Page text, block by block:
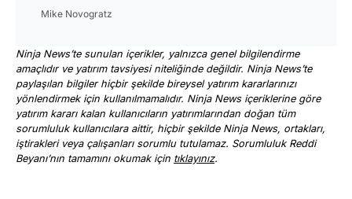
Mike Novogratz
Ninja News’te sunulan içerikler, yalnızca genel bilgilendirme
amaçlıdır ve yatırım tavsiyesi niteliğinde değildir. Ninja News’te
paylaşılan bilgiler hiçbir şekilde bireysel yatırım kararlarınızı
yönlendirmek için kullanılmamalıdır. Ninja News içeriklerine göre
yatırım kararı kalan kullanıcıların yatırımlarından doğan tüm
sorumluluk kullanıcılara aittir, hiçbir şekilde Ninja News, ortakları,
iştirakleri veya çalışanları sorumlu tutulamaz. Sorumluluk Reddi
Beyanı’nın tamamını okumak için tıklayınız.